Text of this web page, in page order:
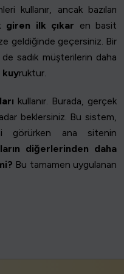
kullanır, ancak bazıları
giren ilk çıkar en basit
geldiğinde geçersiniz. Bir
de sadık müşterilerin daha
kuyruktur.
kullanır. Burada, gerçek
beklersiniz. Bu sistem,
görürken ana sitenin
diğerlerinden daha
Bu tamamen uygulanan